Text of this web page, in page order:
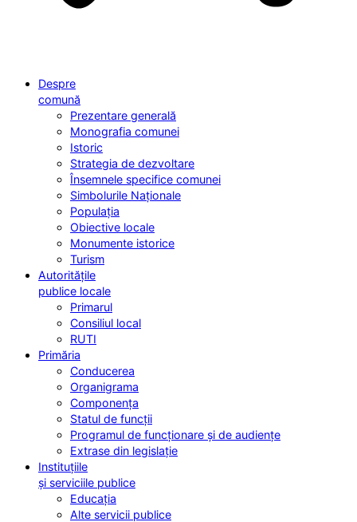
Despre
comună
Prezentare generală
Monografia comunei
Istoric
Strategia de dezvoltare
Însemnele specifice comunei
Simbolurile Naționale
Populația
Obiective locale
Monumente istorice
Turism
Autoritățile
publice locale
Primarul
Consiliul local
RUTI
Primăria
Conducerea
Organigrama
Componența
Statul de funcții
Programul de funcționare și de audiențe
Extrase din legislație
Instituțiile
și serviciile publice
Educația
Alte servicii publice